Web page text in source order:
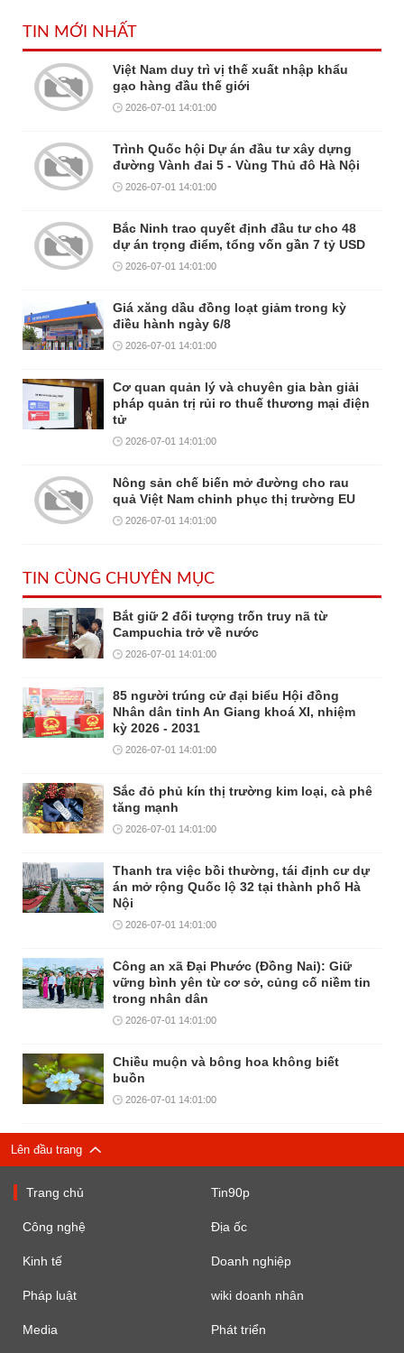
TIN MỚI NHẤT
Việt Nam duy trì vị thế xuất nhập khẩu
gạo hàng đầu thế giới
2026-07-01 14:01:00
Trình Quốc hội Dự án đầu tư xây dựng
đường Vành đai 5 - Vùng Thủ đô Hà Nội
2026-07-01 14:01:00
Bắc Ninh trao quyết định đầu tư cho 48
dự án trọng điểm, tổng vốn gần 7 tỷ USD
2026-07-01 14:01:00
Giá xăng dầu đồng loạt giảm trong kỳ
điều hành ngày 6/8
2026-07-01 14:01:00
Cơ quan quản lý và chuyên gia bàn giải
pháp quản trị rủi ro thuế thương mại điện
tử
2026-07-01 14:01:00
Nông sản chế biến mở đường cho rau
quả Việt Nam chinh phục thị trường EU
2026-07-01 14:01:00
TIN CÙNG CHUYÊN MỤC
Bắt giữ 2 đối tượng trốn truy nã từ
Campuchia trở về nước
2026-07-01 14:01:00
85 người trúng cử đại biểu Hội đồng
Nhân dân tỉnh An Giang khoá XI, nhiệm
kỳ 2026 - 2031
2026-07-01 14:01:00
Sắc đỏ phủ kín thị trường kim loại, cà phê
tăng mạnh
2026-07-01 14:01:00
Thanh tra việc bồi thường, tái định cư dự
án mở rộng Quốc lộ 32 tại thành phố Hà
Nội
2026-07-01 14:01:00
Công an xã Đại Phước (Đồng Nai): Giữ
vững bình yên từ cơ sở, củng cố niềm tin
trong nhân dân
2026-07-01 14:01:00
Chiều muộn và bông hoa không biết
buồn
2026-07-01 14:01:00
Lên đầu trang
Trang chủ Tin90p
Công nghệ Địa ốc
Kinh tế Doanh nghiệp
Pháp luật wiki doanh nhân
Media Phát triển